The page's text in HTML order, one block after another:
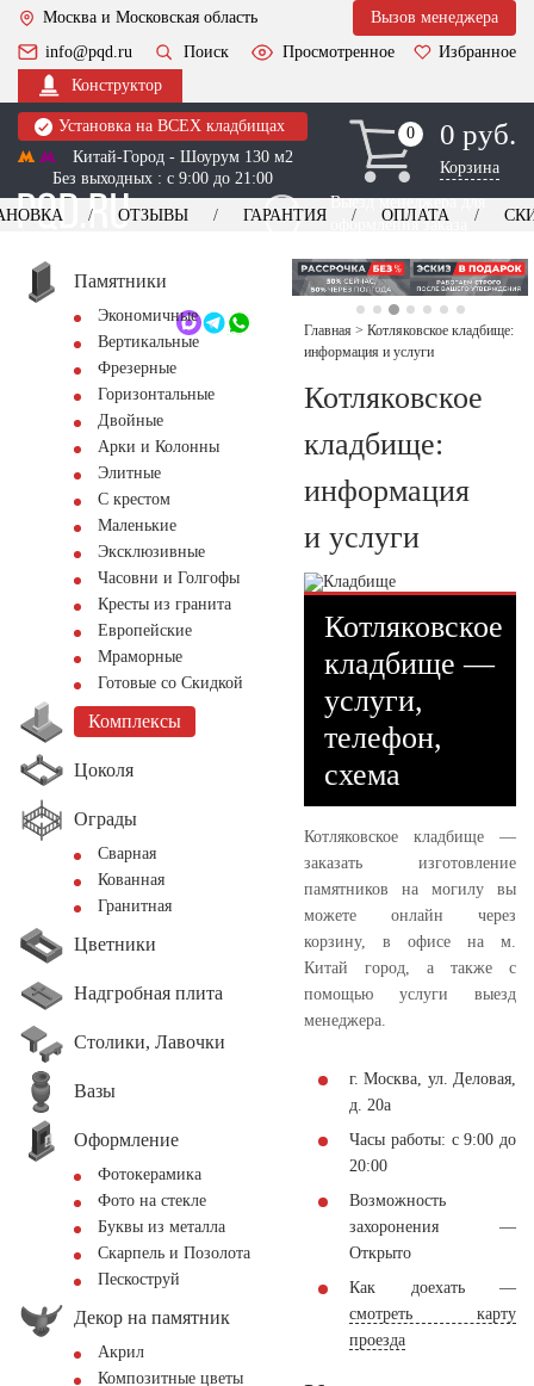
Москва и Московская область
Вызов менеджера
info@pqd.ru
Поиск Просмотренное
Избранное
Конструктор
Установка на ВСЕХ кладбищах
Китай-Город - Шоурум 130 м2
Без выходных : с 9:00 до 21:00
0
0 0 руб.
Корзина
Выезд менеджера для
оформления заказа
+7 (495) 518-44-23
Обратный звонок
ОТЗЫВЫ ГАРАНТИЯ ОПЛАТА
Памятники
Экономичные
Вертикальные
Фрезерные
Горизонтальные
Двойные
Арки и Колонны
Элитные
С крестом
Маленькие
Эксклюзивные
Часовни и Голгофы
Кресты из гранита
Европейские
Мраморные
Готовые со Скидкой
Комплексы
Цоколя
Ограды
Сварная
Кованная
Гранитная
Цветники
Надгробная плита
Столики, Лавочки
Вазы
Оформление
Фотокерамика
Фото на стекле
Буквы из металла
Скарпель и Позолота
Пескоструй
Декор на памятник
Акрил
Композитные цветы
Главная > Котляковское кладбище:
информация и услуги
Котляковское
кладбище:
информация
и услуги
Котляковское
кладбище —
услуги,
телефон,
схема
Котляковское кладбище —
заказать изготовление
памятников на могилу вы
можете онлайн через
корзину, в офисе на м.
Китай город, а также с
помощью услуги выезд
менеджера.
г. Москва, ул. Деловая,
д. 20а
Часы работы: с 9:00 до
20:00
Возможность
захоронения —
Открыто
Как доехать —
смотреть карту
проезда